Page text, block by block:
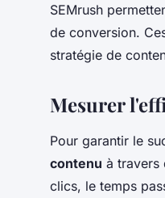
SEMrush
de conversion.
stratégie de
Mesurer
Pour garantir le
contenu à travers
clics, le temps